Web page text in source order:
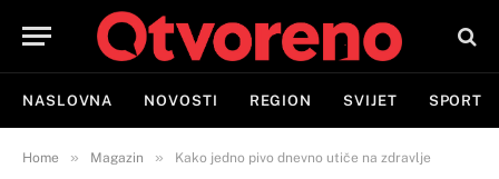
NASLOVNA NOVOSTI REGION SVIJET SPORT
Home » Magazin » Kako jedno pivo dnevno utiče na zdravlje